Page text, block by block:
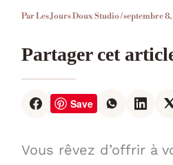
ParLes Jours Doux Studio/septembre
Partager cet
Save
Vous rêvez d’offrir à